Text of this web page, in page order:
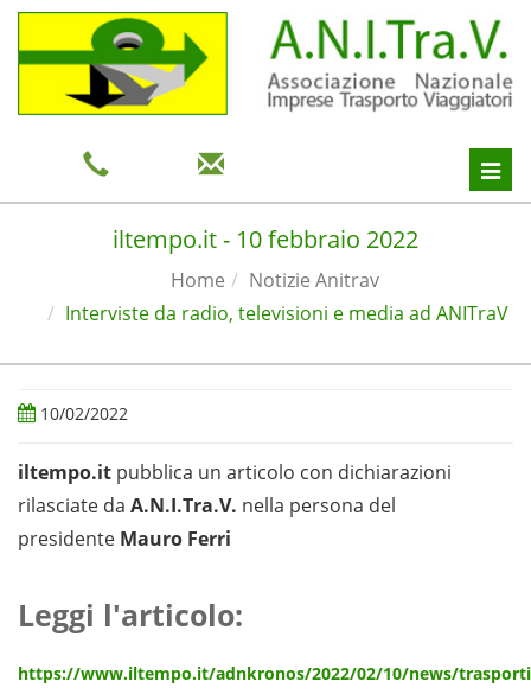
iltempo.it - 10 febbraio 2022
Home
Notizie Anitrav
Interviste da radio, televisioni e media ad ANITraV
10/02/2022
iltempo.it pubblica un articolo con dichiarazioni
rilasciate da A.N.I.Tra.V. nella persona del
presidente Mauro Ferri
Leggi l'articolo:
https://www.iltempo.it/adnkronos/2022/02/10/news/